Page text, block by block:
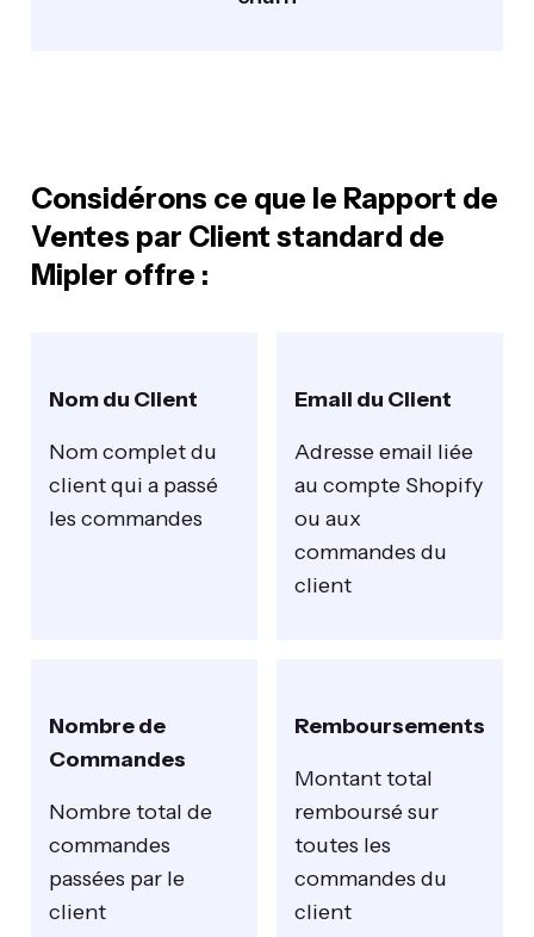
Considérons ce que le Rapport de
Ventes par Client standard de
Mipler offre :
Nom du Client
Nom complet du
client qui a passé
les commandes
Email du Client
Adresse email liée
au compte Shopify
ou aux
commandes du
client
Nombre de
Commandes
Nombre total de
commandes
passées par le
client
Remboursements
Montant total
remboursé sur
toutes les
commandes du
client